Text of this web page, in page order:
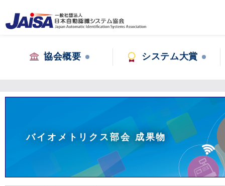
協会概要 システム大賞
バイオメトリクス部会 成果物